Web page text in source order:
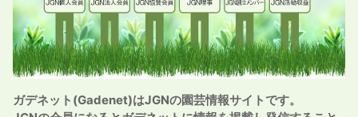
ガデネット(Gadenet)はJGNの園芸情報サイトです。